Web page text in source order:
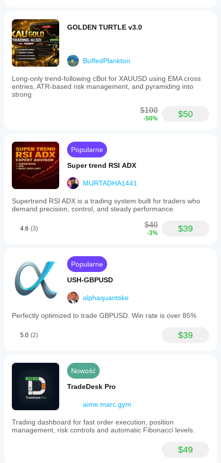
GOLDEN TURTLE v3.0
BuffedPlankton
Long-only trend-following cBot for XAUUSD using EMA cross
entries, ATR-based risk management, and pyramiding into
strong
$100
-50% $50
Popularne
Super trend RSI ADX
MURTADHA1441
Supertrend RSI ADX is a trading system built for traders who
demand precision, control, and steady performance.
4.6 (3) $40
-3% $39
Popularne
USH-GBPUSD
alphaquantske
Perfectly optimized to trade GBPUSD. Win rate is over 85%
5.0 (2) $39
Nowość
TradeDesk Pro
aime.marc.gym
Trading dashboard for fast order execution, position
management, risk controls and automatic Fibonacci levels.
$49